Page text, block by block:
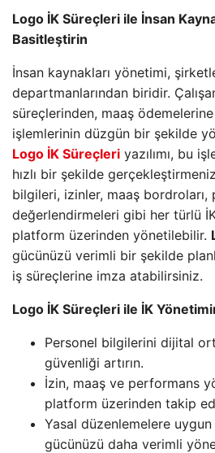
Logo İK Süreçleri ile İnsan
Basitleştirin
İnsan kaynakları yönetimi,
departmanlarından biridir.
süreçlerinden, maaş
işlemlerinin düzgün bir şekilde
Logo İK Süreçleri yazılımı, bu
hızlı bir şekilde
bilgileri, izinler, maaş bordroları,
değerlendirmeleri gibi her türlü
platform üzerinden yönetilebilir.
gücünüzü verimli bir şekilde
iş süreçlerine imza atabilirsiniz.
Logo İK Süreçleri ile İK
Personel bilgilerini dijital
güvenliği artırın.
İzin, maaş ve performans
platform üzerinden takip
Yasal düzenlemelere
gücünüzü daha verimli